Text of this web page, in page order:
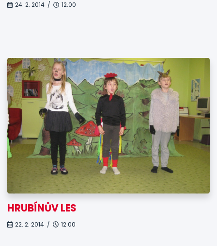
24. 2. 2014 / 12.00
HRUBÍNŮV LES
22. 2. 2014 / 12.00